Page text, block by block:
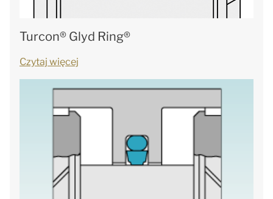
Turcon® Glyd Ring®
Czytaj więcej